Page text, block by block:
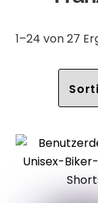
1–24 von 27